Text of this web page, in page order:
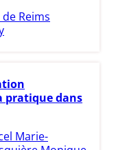
de Reims
pratique dans
Marie-